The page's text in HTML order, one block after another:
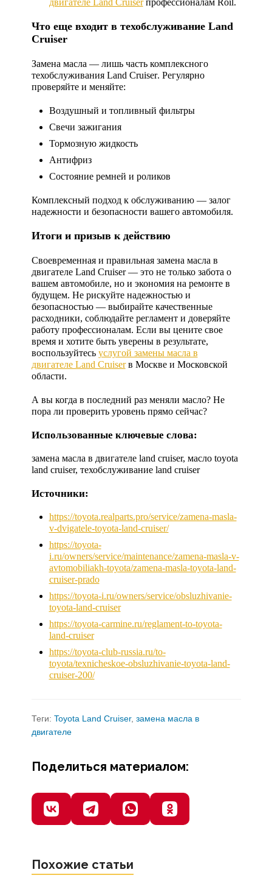
двигателе Land Cruiserпрофессионалам Roil.
Что еще входит в техобслуживание Land
Cruiser
Замена масла — лишь часть комплексного
техобслуживания Land Cruiser. Регулярно
проверяйте и меняйте:
Воздушный и топливный фильтры
Свечи зажигания
Тормозную жидкость
Антифриз
Состояние ремней и роликов
Комплексный подход к обслуживанию — залог
надежности и безопасности вашего автомобиля.
Итоги и призыв к действию
Своевременная и правильная замена масла в
двигателе Land Cruiser— это не только забота о
вашем автомобиле, но и экономия на ремонте в
будущем. Не рискуйте надежностью и
безопасностью — выбирайте качественные
расходники, соблюдайте регламент и доверяйте
работу профессионалам. Если вы цените свое
время и хотите быть уверены в результате,
воспользуйтесь услугой замены масла в
двигателе Land Cruiserв Москве и Московской
области.
А вы когда в последний раз меняли масло? Не
пора ли проверить уровень прямо сейчас?
Использованные ключевые слова:
замена масла в двигателе land cruiser, масло toyota
land cruiser, техобслуживание land cruiser
Источники:
https://toyota.realparts.pro/service/zamena-masla-
v-dvigatele-toyota-land-cruiser/
https://toyota-
i.ru/owners/service/maintenance/zamena-masla-v-
avtomobiliakh-toyota/zamena-masla-toyota-land-
cruiser-prado
https://toyota-i.ru/owners/service/obsluzhivanie-
toyota-land-cruiser
https://toyota-carmine.ru/reglament-to-toyota-
land-cruiser
https://toyota-club-russia.ru/to-
toyota/texnicheskoe-obsluzhivanie-toyota-land-
cruiser-200/
Теги: Toyota Land Cruiser, замена масла в
двигателе
Поделиться материалом:
Похожие статьи